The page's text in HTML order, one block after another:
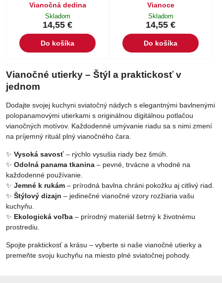
Vianočná dedina
Skladom
14,55 €
Do košíka
Vianoce
Skladom
14,55 €
Do košíka
Vianočné utierky – Štýl a praktickosť v
jednom
Dodajte svojej kuchyni sviatočný nádych s elegantnými bavlnenými
polopanamovými utierkami s originálnou digitálnou potlačou
vianočných motívov. Každodenné umývanie riadu sa s nimi zmení
na príjemný rituál plný vianočného čara.
✨ Vysoká savosť – rýchlo vysušia riady bez šmúh.
✨ Odolná panama tkanina – pevné, trvácne a vhodné na
každodenné používanie.
✨ Jemné k rukám – prírodná bavlna chráni pokožku aj citlivý riad.
✨ Štýlový dizajn – jedinečné vianočné vzory rozžiaria vašu
kuchyňu.
✨ Ekologická voľba – prírodný materiál šetrný k životnému
prostrediu.
Spojte praktickosť a krásu – vyberte si naše vianočné utierky a
premeňte svoju kuchyňu na miesto plné sviatočnej pohody.